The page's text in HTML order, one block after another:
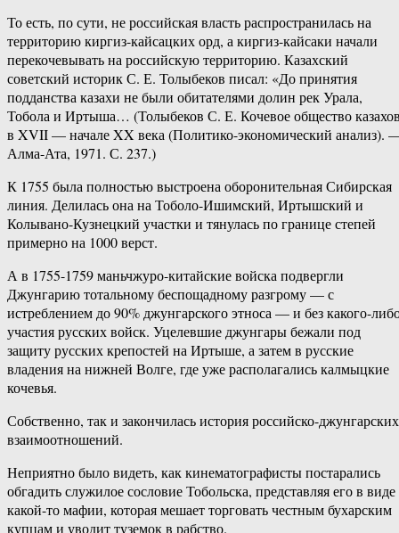
То есть, по сути, не российская власть распространилась на
территорию киргиз-кайсацких орд, а киргиз-кайсаки начали
перекочевывать на российскую территорию. Казахский
советский историк С. Е. Толыбеков писал: «До принятия
подданства казахи не были обитателями долин рек Урала,
Тобола и Иртыша… (Толыбеков С. Е. Кочевое общество
в XVII — начале XX века (Политико-экономический анализ).
Алма-Ата, 1971. С. 237.)
К 1755 была полностью выстроена оборонительная Сибирская
линия. Делилась она на Тоболо-Ишимский, Иртышский и
Колывано-Кузнецкий участки и тянулась по границе степей
примерно на 1000 верст.
А в 1755-1759 маньчжуро-китайские войска подвергли
Джунгарию тотальному беспощадному разгрому — с
истреблением до 90% джунгарского этноса — и без какого-
участия русских войск. Уцелевшие джунгары бежали под
защиту русских крепостей на Иртыше, а затем в русские
владения на нижней Волге, где уже располагались калмыцкие
кочевья.
Собственно, так и закончилась история российско-джунгарских
взаимоотношений.
Неприятно было видеть, как кинематографисты постарались
обгадить служилое сословие Тобольска, представляя его в виде
какой-то мафии, которая мешает торговать честным бухарским
купцам и уводит туземок в рабство.